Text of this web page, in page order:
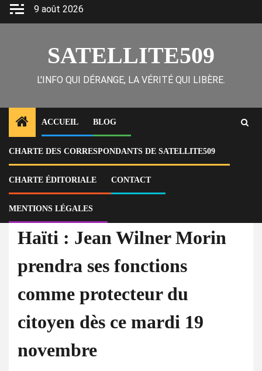
Skip
9 août 2026
SATELLITE509
L'INFO QUI DÉRANGE, LA VÉRITÉ QUI LIBÈRE.
ACCUEIL BLOG
CHARTE DES CORRESPONDANTS DE SATELLITE509
CHARTE ÉDITORIALE CONTACT
MENTIONS LÉGALES
Home
Actu
Haïti : Jean Wilner Morin prendra ses fonctions comme protecteur du
citoyen dès ce mardi 19 novembre
À la Une Actu
Haïti : Jean Wilner Morin
prendra ses fonctions
comme protecteur du
citoyen dès ce mardi 19
novembre